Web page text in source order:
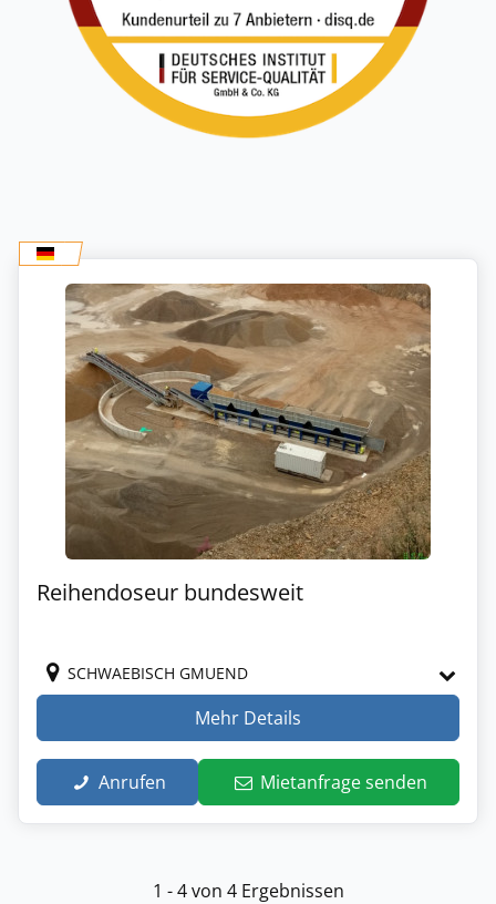
Reihendoseur bundesweit
SCHWAEBISCH GMUEND
Mehr Details
Anrufen Mietanfrage senden
1 - 4 von 4 Ergebnissen